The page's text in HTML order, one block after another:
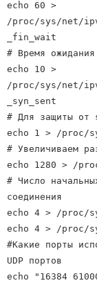
echo 60 >
/proc/sys/net/
_fin_wait
# Время
echo 10 >
/proc/sys/net/
_syn_sent
# Для защиты от
echo 1 > /proc/
# Увеличиваем
echo 1280 > /
# Число
соединения
echo 4 > /proc/
echo 4 > /proc/
#Какие порты
UDP портов
echo "16384